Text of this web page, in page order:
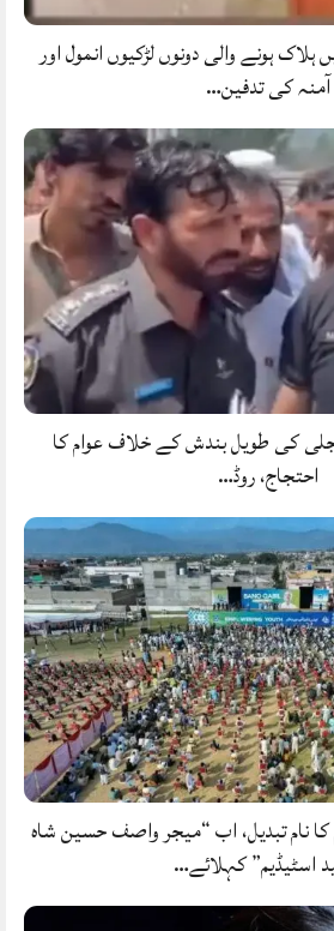
ہونے والی دونوں لڑکیوں انمول اور
آمنہ کی تدفین…
کی طویل بندش کے خلاف عوام کا
احتجاج، روڈ…
کا نام تبدیل، اب “میجر واصف حسین شاہ
اسٹیڈیم” کہلائے…